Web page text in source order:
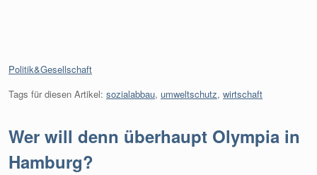
Kategorien:
Politik&Gesellschaft
Tags für diesen Artikel: sozialabbau, umweltschutz, wirtschaft
Wer will denn überhaupt Olympia in
Hamburg?